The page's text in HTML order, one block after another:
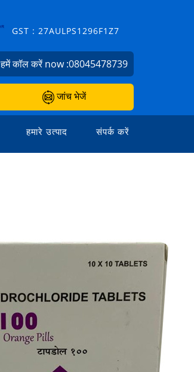
GST : 27AULPS1296F1Z7
हमें कॉल करें now :08045478739
जांच भेजें
हमारे उत्पाद संपर्क करें